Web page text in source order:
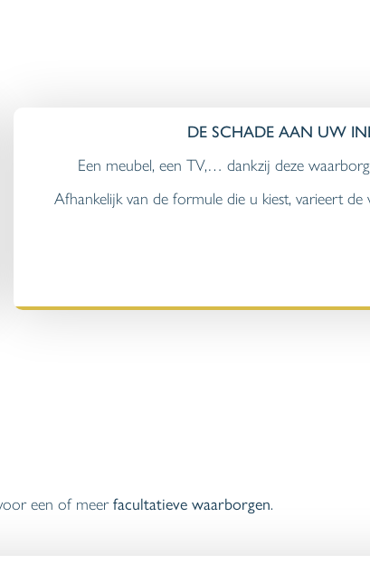
DE SCHADE AAN UW
Een meubel, een TV,… dankzij deze
Afhankelijk van de formule die u kiest, varieert de
een of meerfacultatieve waarborgen.